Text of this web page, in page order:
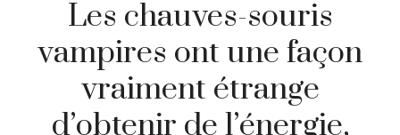
Les chauves-souris
vampires ont une façon
vraiment étrange
d’obtenir de l’énergie,